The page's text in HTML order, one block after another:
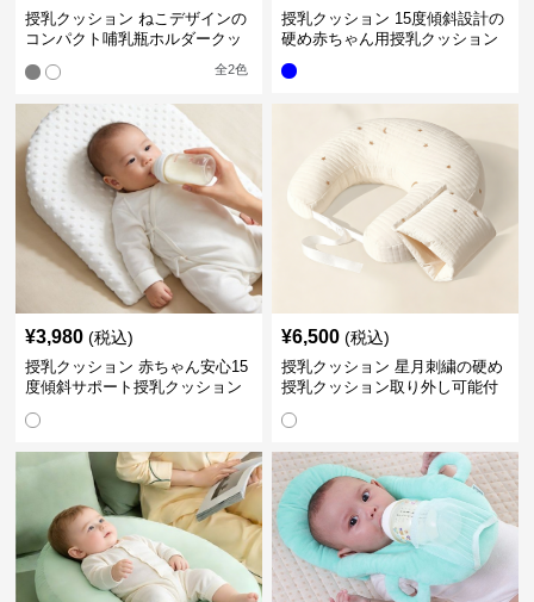
授乳クッション ねこデザインの
コンパクト哺乳瓶ホルダークッ
全2色
授乳クッション 15度傾斜設計の
硬め赤ちゃん用授乳クッション
¥3,980 (税込)
授乳クッション 赤ちゃん安心15
度傾斜サポート授乳クッション
¥6,500 (税込)
授乳クッション 星月刺繍の硬め
授乳クッション取り外し可能付